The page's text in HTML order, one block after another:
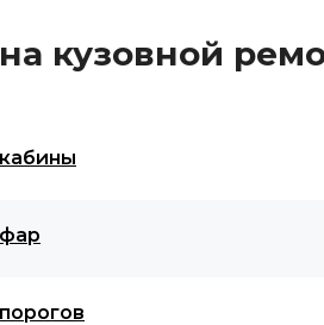
кузовной